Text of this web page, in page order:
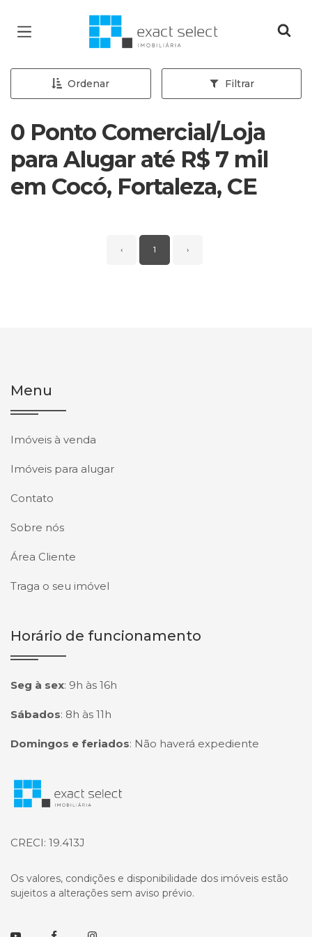
Página inicial
Ordenar Filtrar
0 Ponto Comercial/Loja
para Alugar até R$ 7 mil
em Cocó, Fortaleza, CE
‹ 1 ›
Menu
Imóveis à venda
Imóveis para alugar
Contato
Sobre nós
Área Cliente
Traga o seu imóvel
Horário de funcionamento
Seg à sex: 9h às 16h
Sábados: 8h às 11h
Domingos e feriados: Não haverá expediente
Página inicial
CRECI: 19.413J
Os valores, condições e disponibilidade dos imóveis estão
sujeitos a alterações sem aviso prévio.